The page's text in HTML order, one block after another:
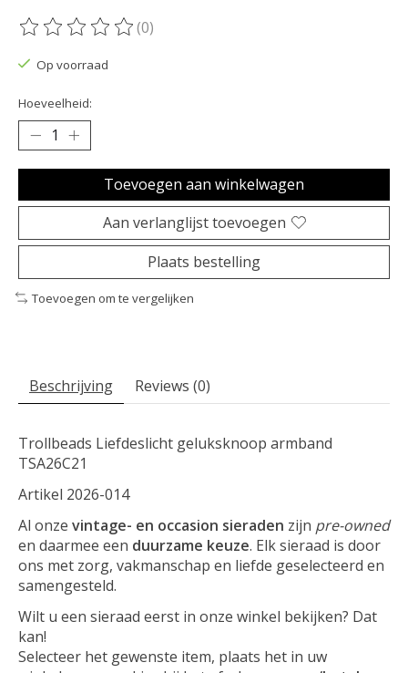
De beoordeling van dit product is
(0)
Op voorraad
Hoeveelheid:
Toevoegen aan winkelwagen
Aan verlanglijst toevoegen
Plaats bestelling
Toevoegen om te vergelijken
Beschrijving Reviews (0)
Trollbeads Liefdeslicht geluksknoop armband
TSA26C21
Artikel 2026-014
Al onze vintage- en occasion sieraden zijn pre-owned
en daarmee een duurzame keuze. Elk sieraad is door
ons met zorg, vakmanschap en liefde geselecteerd en
samengesteld.
Wilt u een sieraad eerst in onze winkel bekijken? Dat
kan!
Selecteer het gewenste item, plaats het in uw